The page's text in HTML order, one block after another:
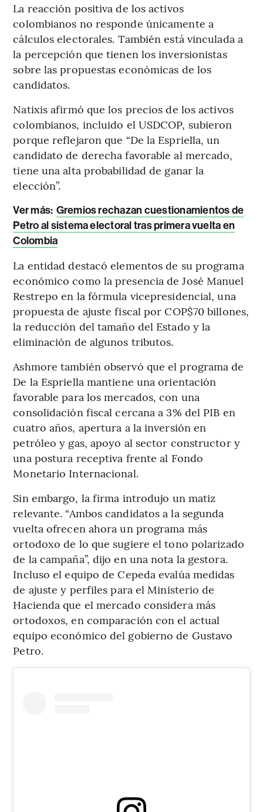
La reacción positiva de los activos
colombianos no responde únicamente a
cálculos electorales. También está vinculada a
la percepción que tienen los inversionistas
sobre las propuestas económicas de los
candidatos.
Natixis afirmó que los precios de los activos
colombianos, incluido el USDCOP, subieron
porque reflejaron que “De la Espriella, un
candidato de derecha favorable al mercado,
tiene una alta probabilidad de ganar la
elección”.
Ver más: Gremios rechazan cuestionamientos de
Petro al sistema electoral tras primera vuelta en
Colombia
La entidad destacó elementos de su programa
económico como la presencia de José Manuel
Restrepo en la fórmula vicepresidencial, una
propuesta de ajuste fiscal por COP$70 billones,
la reducción del tamaño del Estado y la
eliminación de algunos tributos.
Ashmore también observó que el programa de
De la Espriella mantiene una orientación
favorable para los mercados, con una
consolidación fiscal cercana a 3% del PIB en
cuatro años, apertura a la inversión en
petróleo y gas, apoyo al sector constructor y
una postura receptiva frente al Fondo
Monetario Internacional.
Sin embargo, la firma introdujo un matiz
relevante. “Ambos candidatos a la segunda
vuelta ofrecen ahora un programa más
ortodoxo de lo que sugiere el tono polarizado
de la campaña”, dijo en una nota la gestora.
Incluso el equipo de Cepeda evalúa medidas
de ajuste y perfiles para el Ministerio de
Hacienda que el mercado considera más
ortodoxos, en comparación con el actual
equipo económico del gobierno de Gustavo
Petro.